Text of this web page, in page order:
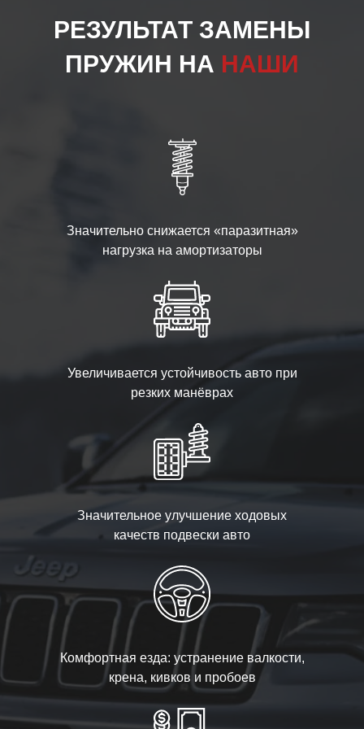
РЕЗУЛЬТАТ ЗАМЕНЫ
ПРУЖИН НА НАШИ
Значительно снижается «паразитная»
нагрузка на амортизаторы
Увеличивается устойчивость авто при
резких манёврах
Значительное улучшение ходовых
качеств подвески авто
Комфортная езда: устранение валкости,
крена, кивков и пробоев